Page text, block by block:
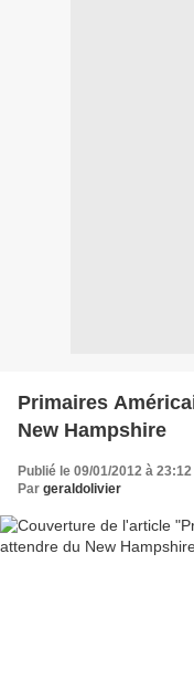
Primaires
New Hampshire
Publié le 09/01/2012 à 23:12
Par geraldolivier